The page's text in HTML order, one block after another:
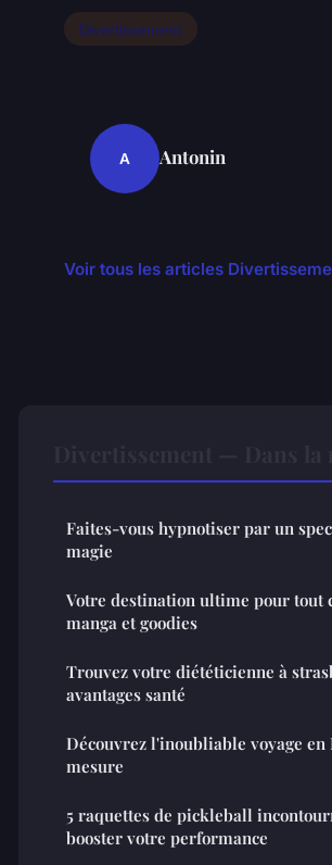
Divertissement
A Antonin
Voir tous les articles
Faites-vous hypnotiser par un
magie
Votre destination ultime pour tout
manga et goodies
Trouvez votre diététicienne à
avantages santé
Découvrez l'inoubliable voyage en
mesure
5 raquettes de pickleball
booster votre performance